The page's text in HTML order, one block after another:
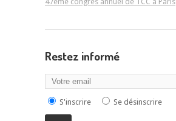
Restez informé
S'inscrire Se désinscrire